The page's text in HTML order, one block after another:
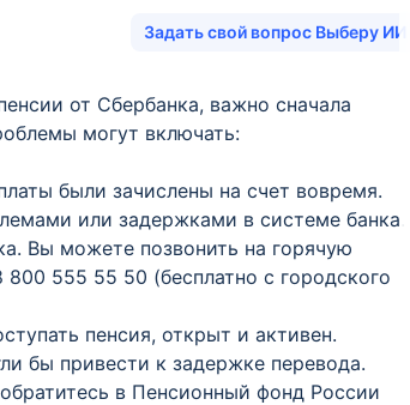
Задать свой вопрос Выберу ИИ
от Сбербанка, важно сначала
могут включать:
были зачислены на счет вовремя.
или задержками в системе банка.
Вы можете позвонить на горячую
555 55 50 (бесплатно с городского
пенсия, открыт и активен.
бы привести к задержке перевода.
в Пенсионный фонд России